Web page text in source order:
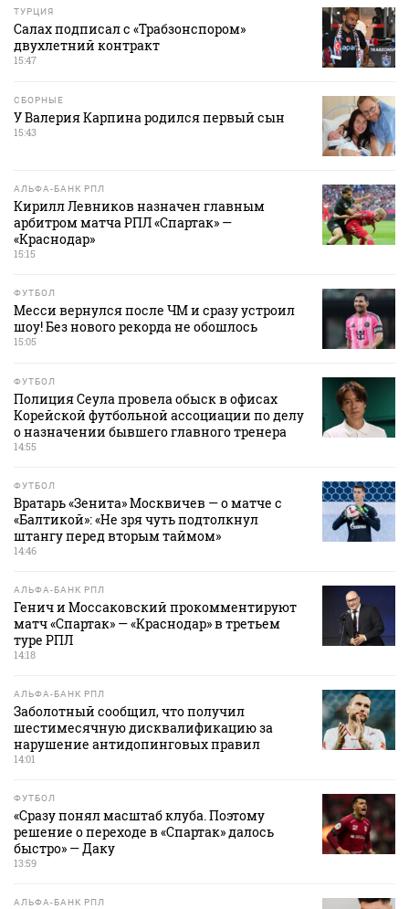
ТУРЦИЯ
Салах подписал с «Трабзонспором»
двухлетний контракт
15:47
СБОРНЫЕ
У Валерия Карпина родился первый сын
15:43
АЛЬФА-БАНК РПЛ
Кирилл Левников назначен главным
арбитром матча РПЛ «Спартак» —
«Краснодар»
15:15
ФУТБОЛ
Месси вернулся после ЧМ и сразу устроил
шоу! Без нового рекорда не обошлось
15:05
ФУТБОЛ
Полиция Сеула провела обыск в офисах
Корейской футбольной ассоциации по делу
о назначении бывшего главного тренера
14:55
ФУТБОЛ
Вратарь «Зенита» Москвичев — о матче с
«Балтикой»: «Не зря чуть подтолкнул
штангу перед вторым таймом»
14:46
АЛЬФА-БАНК РПЛ
Генич и Моссаковский прокомментируют
матч «Спартак» — «Краснодар» в третьем
туре РПЛ
14:18
АЛЬФА-БАНК РПЛ
Заболотный сообщил, что получил
шестимесячную дисквалификацию за
нарушение антидопинговых правил
14:01
ФУТБОЛ
«Сразу понял масштаб клуба. Поэтому
решение о переходе в «Спартак» далось
быстро» — Даку
13:59
АЛЬФА-БАНК РПЛ